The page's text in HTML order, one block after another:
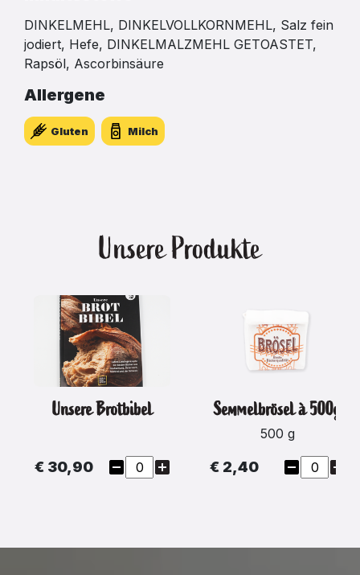
DINKELMEHL, DINKELVOLLKORNMEHL, Salz fein
jodiert, Hefe, DINKELMALZMEHL GETOASTET,
Rapsöl, Ascorbinsäure
Allergene
Gluten Milch
Unsere Produkte
Unsere Brotbibel
€ 30,90
Semmelbrösel à 500g
500 g
€ 2,40